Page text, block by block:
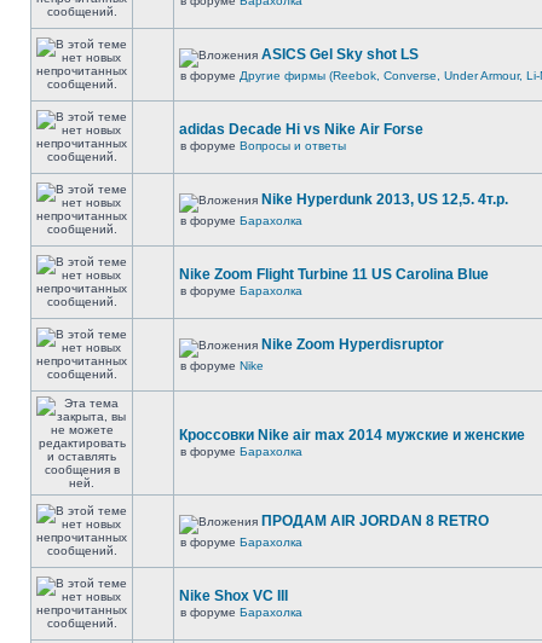
ASICS Gel Sky shot LS
в форуме Другие фирмы (Reebok, Converse, Under Armour, Li-
adidas Decade Hi vs Nike Air Forse
в форуме Вопросы и ответы
Nike Hyperdunk 2013, US 12,5. 4т.р.
в форуме Барахолка
Nike Zoom Flight Turbine 11 US Carolina Blue
в форуме Барахолка
Nike Zoom Hyperdisruptor
в форуме Nike
Кроссовки Nike air max 2014 мужские и женские
в форуме Барахолка
ПРОДАМ AIR JORDAN 8 RETRO
в форуме Барахолка
Nike Shox VC III
в форуме Барахолка